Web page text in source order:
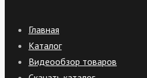
Главная
Каталог
Видеообзор товаров